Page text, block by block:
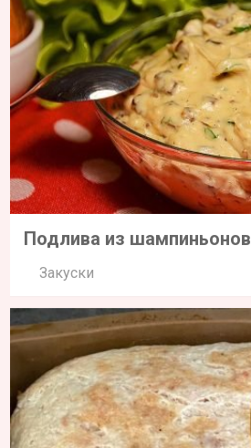
Подлива из шампиньонов
Закуски